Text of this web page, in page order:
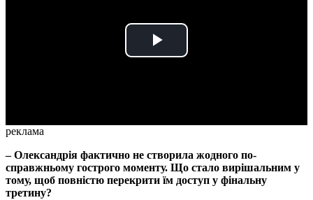
Play
реклама
– Олександрія фактично не створила жодного по-
справжньому гострого моменту. Що стало вирішальним у
тому, щоб повністю перекрити їм доступ у фінальну
третину?